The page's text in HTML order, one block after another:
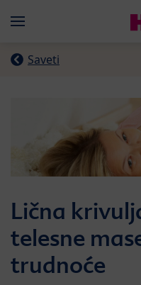
Menü
Saveti
Lična
telesne
trudnoće